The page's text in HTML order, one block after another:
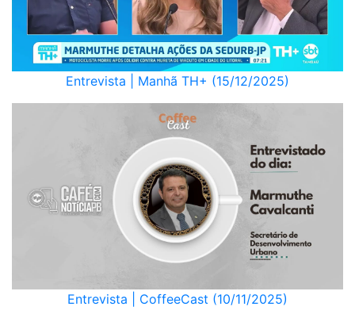
Entrevista | Manhã TH+ (15/12/2025)
Entrevista | CoffeeCast (10/11/2025)